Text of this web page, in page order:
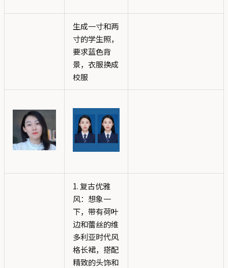
生成一寸和两
寸的学生照，
要求蓝色背
景，衣服换成
校服
1. 复古优雅
风：想象一
下，带有荷叶
边和蕾丝的维
多利亚时代风
格长裙，搭配
精致的头饰和